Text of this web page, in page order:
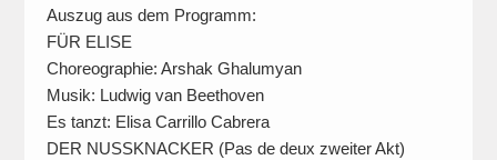
Auszug aus dem Programm:
FÜR ELISE
Choreographie: Arshak Ghalumyan
Musik: Ludwig van Beethoven
Es tanzt: Elisa Carrillo Cabrera
DER NUSSKNACKER (Pas de deux zweiter Akt)